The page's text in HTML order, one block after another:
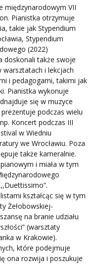
międzynarodowym VII
Pianistka otrzymuje
takie jak Stypendium
Stypendium
(2022)
doskonali także swoje
i lekcjach
i pedagogami, takimi jak
Pianistka wykonuje
się w muzyce
podczas wielu
Koncert podczas III
w Wiedniu
we Wrocławiu. Poza
także kameralnie.
i miała w tym
kształcąc się w tym
Żełobowskiej-
na branie udziału
(warsztaty
w Krakowie).
które podejmuje
ona rozwija i poszukuje